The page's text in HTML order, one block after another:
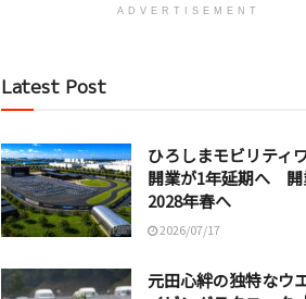
ADVERTISEMENT
Latest Post
ひろしまモビリティ
開業が1年延期へ 開
2028年春へ
2026/07/17
元田心絆の独特なウ